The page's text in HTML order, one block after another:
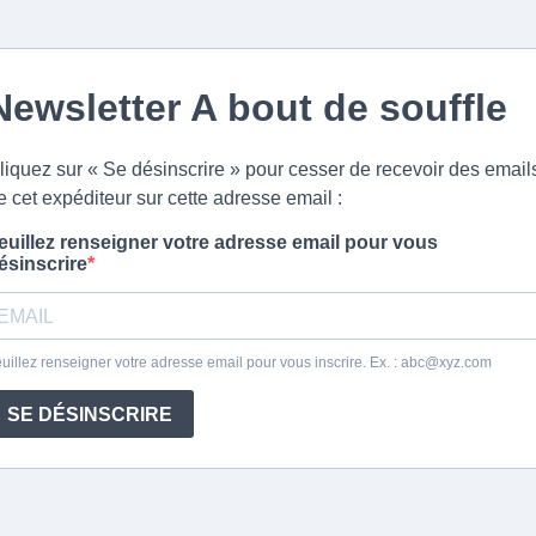
A bout de souffle
sur « Se désinscrire » pour cesser de recevoir des
cet expéditeur sur cette adresse email :
renseigner votre adresse email pour vous
renseigner votre adresse email pour vous inscrire. Ex. : abc@xyz.com
SE DÉSINSCRIRE